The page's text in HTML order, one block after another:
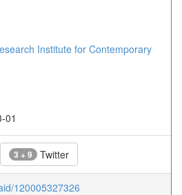
Institute for Contemporary
01
3 + 9 Twitter
120005327326